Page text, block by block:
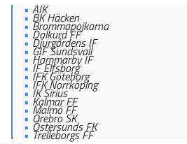
AIK
BK Häcken
Brommapojkarna
Dalkurd FF
Djurgårdens IF
GIF Sundsvall
Hammarby IF
IF Elfsborg
IFK Göteborg
IFK Norrköping
IK Sirius
Kalmar FF
Malmö FF
Örebro SK
Östersunds FK
Trelleborgs FF